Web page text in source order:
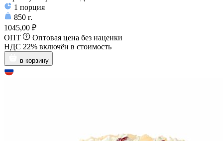
1 порция
850 г.
1045,00 ₽
ОПТ
Оптовая цена без наценки
НДС 22% включён в стоимость
в корзину